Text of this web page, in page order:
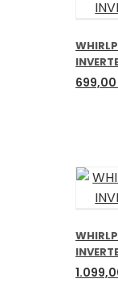
Izvorna
699,00
Izvorna